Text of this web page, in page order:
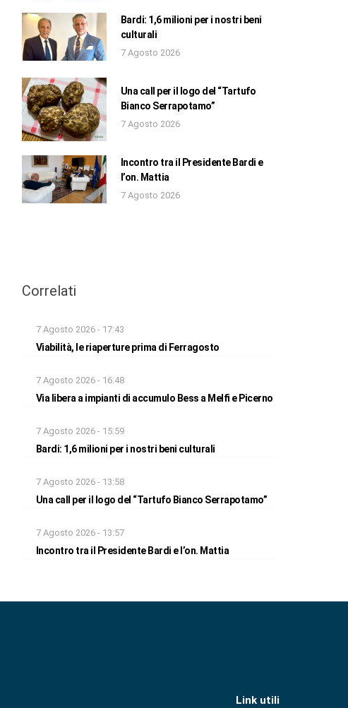
Bardi: 1,6 milioni per i nostri beni
culturali
7 Agosto 2026
Una call per il logo del “Tartufo
Bianco Serrapotamo”
7 Agosto 2026
Incontro tra il Presidente Bardi e
l’on. Mattia
7 Agosto 2026
Correlati
7 Agosto 2026 - 17:43
Viabilità, le riaperture prima di Ferragosto
7 Agosto 2026 - 16:48
Via libera a impianti di accumulo Bess a Melfi e Picerno
7 Agosto 2026 - 15:59
Bardi: 1,6 milioni per i nostri beni culturali
7 Agosto 2026 - 13:58
Una call per il logo del “Tartufo Bianco Serrapotamo”
7 Agosto 2026 - 13:57
Incontro tra il Presidente Bardi e l’on. Mattia
Link utili